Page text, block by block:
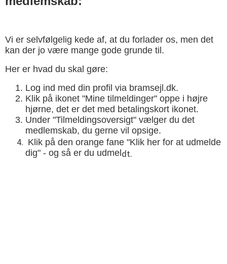
Vi er selvfølgelig kede af, at du forlader os, men det
kan der jo være mange gode grunde til.
Her er hvad du skal gøre:
Log ind med din profil via bramsejl.dk.
Klik på ikonet "Mine tilmeldinger" oppe i højre
hjørne, det er det med betalingskort ikonet.
Under "Tilmeldingsoversigt" vælger du det
medlemskab, du gerne vil opsige.
Klik på den orange fane "Klik her for at udmelde
dig" - og så er du udmeldt.